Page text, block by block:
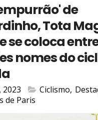
de
Tota
se coloca
nomes do
2023 Ciclismo,
de Paris